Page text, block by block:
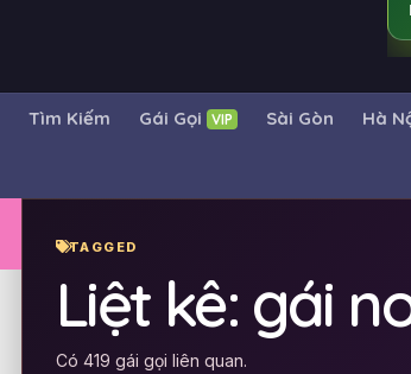
Tìm Kiếm Gái Gọi VIP Sài Gòn Hà
TAGGED
Liệt kê: gái
Có 419 gái gọi liên quan.